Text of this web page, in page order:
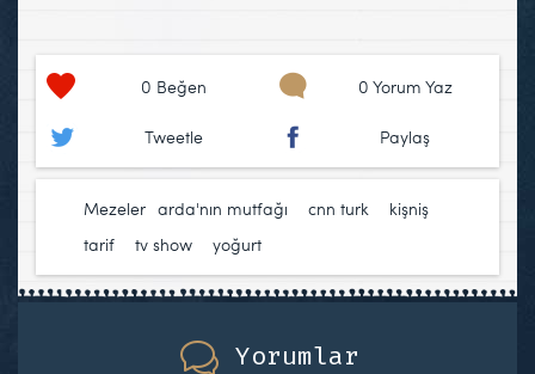
0 Beğen 0 Yorum Yaz
Tweetle Paylaş
Mezeler arda'nın mutfağı cnn turk kişniş
tarif
tv show yoğurt
Yorumlar